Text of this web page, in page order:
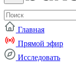
Главная
Прямой эфир
Исследовать